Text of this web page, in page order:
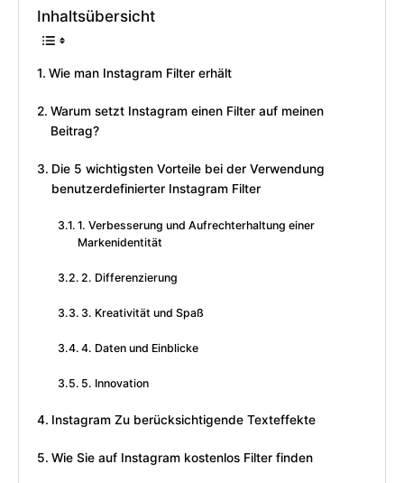
Inhaltsübersicht
Wie man Instagram Filter erhält
Warum setzt Instagram einen Filter auf meinen
Beitrag?
Die 5 wichtigsten Vorteile bei der Verwendung
benutzerdefinierter Instagram Filter
1. Verbesserung und Aufrechterhaltung einer
Markenidentität
2. Differenzierung
3. Kreativität und Spaß
4. Daten und Einblicke
5. Innovation
Instagram Zu berücksichtigende Texteffekte
Wie Sie auf Instagram kostenlos Filter finden